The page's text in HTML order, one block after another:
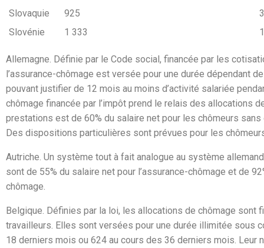
Slovaquie 925
Slovénie
1 333
Allemagne. Définie par le Code social, financée par les
l’assurance-chômage est versée pour une durée dépendant
pouvant justifier de 12 mois au moins d’activité salariée
chômage financée par l’impôt prend le relais des allocations
prestations est de 60% du salaire net pour les chômeurs
Des dispositions particulières sont prévues pour les
Autriche. Un système tout à fait analogue au système
sont de 55% du salaire net pour l’assurance-chômage et de
chômage.
Belgique. Définies par la loi, les allocations de chômage sont
travailleurs. Elles sont versées pour une durée illimitée sous
18 derniers mois ou 624 au cours des 36 derniers mois. Leur